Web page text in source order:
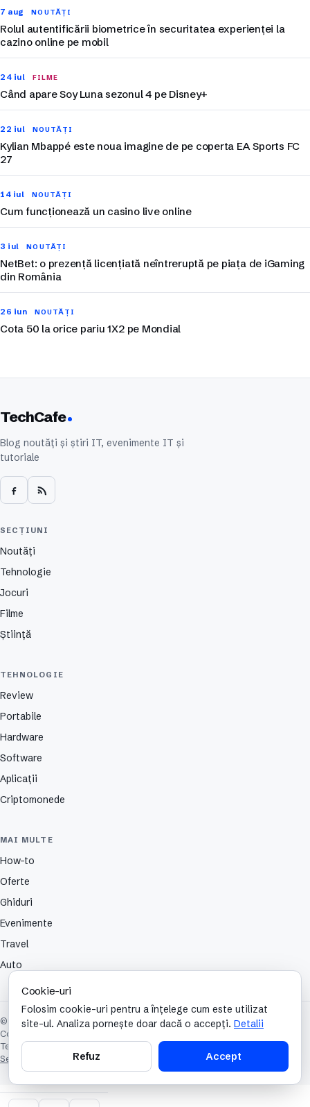
7 aug NOUTĂȚI
Rolul autentificării biometrice în securitatea experienței la
cazino online pe mobil
24 iul FILME
Când apare Soy Luna sezonul 4 pe Disney+
22 iul NOUTĂȚI
Kylian Mbappé este noua imagine de pe coperta EA Sports FC
27
14 iul NOUTĂȚI
Cum funcționează un casino live online
3 iul NOUTĂȚI
NetBet: o prezență licențiată neîntreruptă pe piața de iGaming
din România
26 iun NOUTĂȚI
Cota 50 la orice pariu 1X2 pe Mondial
TechCafe
Blog noutăți și știri IT, evenimente IT și
tutoriale
SECȚIUNI
Noutăți
Tehnologie
Jocuri
Filme
Știință
TEHNOLOGIE
Review
Portabile
Hardware
Software
Aplicații
Criptomonede
MAI MULTE
How-to
Oferte
Ghiduri
Evenimente
Travel
Auto
© 2026 TechCafe. Toate drepturile rezervate.
Contact
Termeni și condiții
Setări cookie-uri
Cookie-uri
Folosim cookie-uri pentru a înțelege cum este utilizat
site-ul. Analiza pornește doar dacă o accepți. Detalii
Refuz Accept